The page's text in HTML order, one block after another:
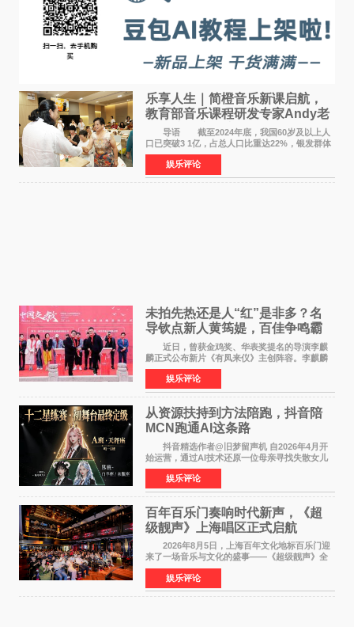
乐享人生｜简橙音乐新课启航，
教育部音乐课程研发专家Andy老
师重磅入驻领航银龄琴声
导语 截至2024年底，我国60岁及以上人
口已突破3 1亿，占总人口比重达22%，银发群体
的精神文化需求日益凸显。2024年1月，国务院办
公厅印发《关于发展银发经济增进老年人福祉的
意见》——这是
娱乐评论
未拍先热还是人“红”是非多？名
导钦点新人黄筠媞，百佳争鸣霸
气回应
近日，曾获金鸡奖、华表奖提名的导演李麒
麟正式公布新片《有凤来仪》主创阵容。李麒麟
早年凭电影《华容道》获得金鸡奖、华表奖提
名，此后长期参与国内外电影制作，其担任制片
人参与的作品亦曾
娱乐评论
从资源扶持到方法陪跑，抖音陪
MCN跑通AI这条路
抖音精选作者@旧梦留声机 自2026年4月开
始运营，通过AI技术还原一位母亲寻找失散女儿
的故事，凭借强情感表达获得大量用户关注，发
布仅21小时便获得超1亿曝光、超1000万互动。
此后，账号持续沿
娱乐评论
百年百乐门奏响时代新声，《超
级靓声》上海唱区正式启航
2026年8月5日，上海百年文化地标百乐门迎
来了一场音乐与文化的盛事——《超级靓声》全
国励志音乐公益节目上海唱区新闻发布会暨启动
仪式在此隆重举行。各界领导、嘉宾与媒体朋友
齐聚一堂，共同
娱乐评论